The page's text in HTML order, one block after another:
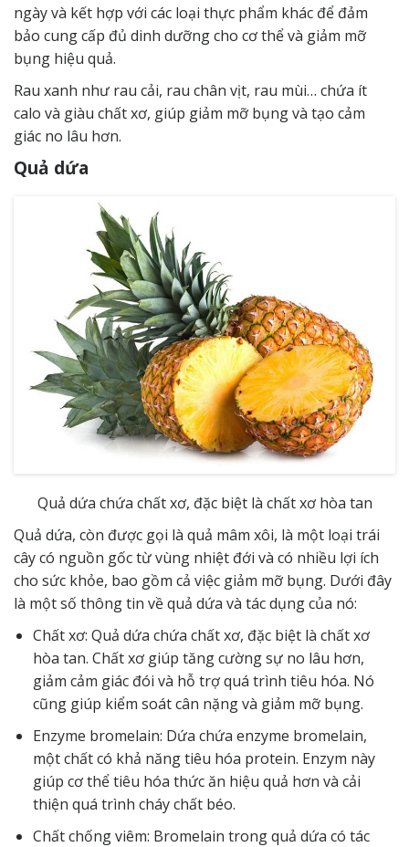
ngày và kết hợp với các loại thực phẩm khác để đảm
bảo cung cấp đủ dinh dưỡng cho cơ thể và giảm mỡ
bụng hiệu quả.
Rau xanh như rau cải, rau chân vịt, rau mùi… chứa ít
calo và giàu chất xơ, giúp giảm mỡ bụng và tạo cảm
giác no lâu hơn.
Quả dứa
Quả dứa chứa chất xơ, đặc biệt là chất xơ hòa tan
Quả dứa, còn được gọi là quả mâm xôi, là một loại trái
cây có nguồn gốc từ vùng nhiệt đới và có nhiều lợi ích
cho sức khỏe, bao gồm cả việc giảm mỡ bụng. Dưới đây
là một số thông tin về quả dứa và tác dụng của nó:
Chất xơ: Quả dứa chứa chất xơ, đặc biệt là chất xơ
hòa tan. Chất xơ giúp tăng cường sự no lâu hơn,
giảm cảm giác đói và hỗ trợ quá trình tiêu hóa. Nó
cũng giúp kiểm soát cân nặng và giảm mỡ bụng.
Enzyme bromelain: Dứa chứa enzyme bromelain,
một chất có khả năng tiêu hóa protein. Enzym này
giúp cơ thể tiêu hóa thức ăn hiệu quả hơn và cải
thiện quá trình cháy chất béo.
Chất chống viêm: Bromelain trong quả dứa có tác